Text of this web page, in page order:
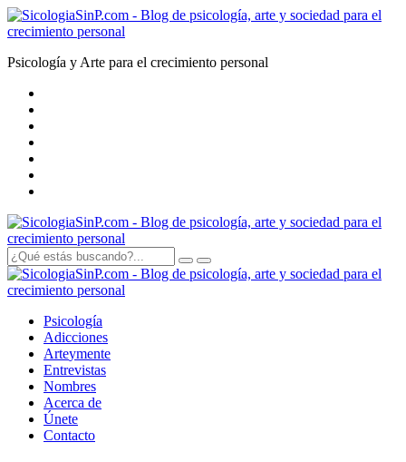
Psicología y Arte para el crecimiento personal
Psicología
Adicciones
Arteymente
Entrevistas
Nombres
Acerca de
Únete
Contacto